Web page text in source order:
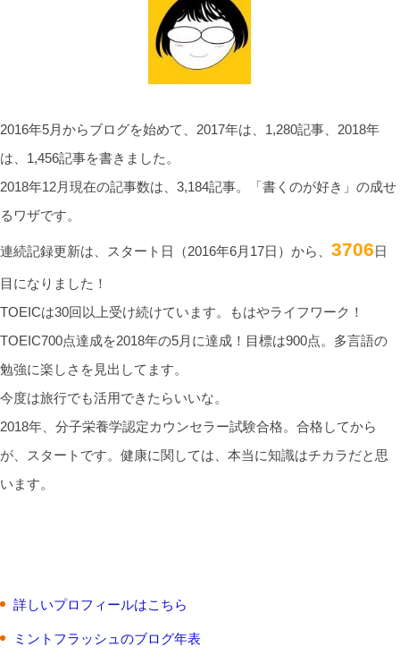
2016年5月からブログを始めて、2017年は、1,280記事、2018年
は、1,456記事を書きました。
2018年12月現在の記事数は、3,184記事。「書くのが好き」の成せ
るワザです。
連続記録更新は、スタート日（2016年6月17日）から、 3706日
目になりました！
TOEICは30回以上受け続けています。もはやライフワーク！
TOEIC700点達成を2018年の5月に達成！目標は900点。多言語の
勉強に楽しさを見出してます。
今度は旅行でも活用できたらいいな。
2018年、分子栄養学認定カウンセラー試験合格。合格してから
が、スタートです。健康に関しては、本当に知識はチカラだと思
います。
詳しいプロフィールはこちら
ミントフラッシュのブログ年表